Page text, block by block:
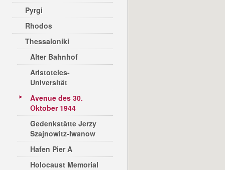
Pyrgi
Rhodos
Thessaloniki
Alter Bahnhof
Aristoteles-
Universität
Avenue des 30.
Oktober 1944
Gedenkstätte Jerzy
Szajnowitz-Iwanow
Hafen Pier A
Holocaust Memorial